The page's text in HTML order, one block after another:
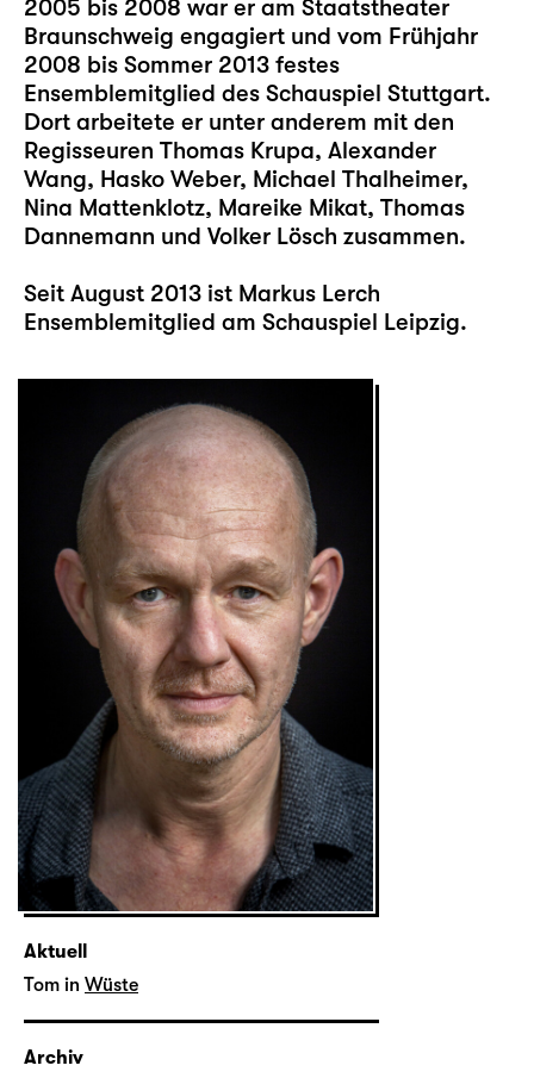
2005 bis 2008 war er am Staatstheater
Braunschweig engagiert und vom Frühjahr
2008 bis Sommer 2013 festes
Ensemblemitglied des Schauspiel Stuttgart.
Dort arbeitete er unter anderem mit den
Regisseuren Thomas Krupa, Alexander
Wang, Hasko Weber, Michael Thalheimer,
Nina Mattenklotz, Mareike Mikat, Thomas
Dannemann und Volker Lösch zusammen.
Seit August 2013 ist Markus Lerch
Ensemblemitglied am Schauspiel Leipzig.
Aktuell
Tom in Wüste
Archiv